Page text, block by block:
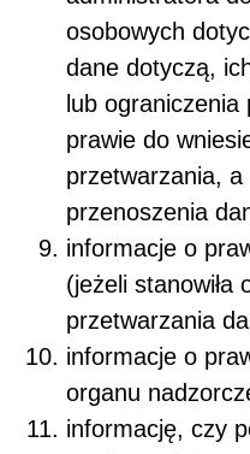
osobowych
dane dotyczą,
lub
prawie do
przetwarzania,
przenoszenia
informacje o
(jeżeli stanowiła
przetwarzania
informacje o
organu
informację, czy